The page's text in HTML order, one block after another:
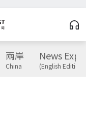
兩岸
China
News
(English Edition)